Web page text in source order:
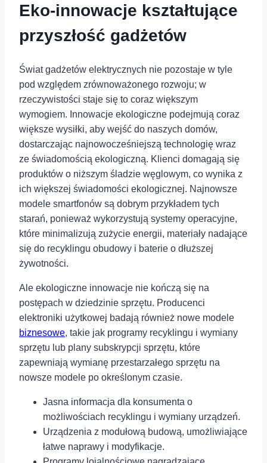
Eko-innowacje kształtujące
przyszłość gadżetów
Świat gadżetów elektrycznych nie pozostaje w tyle
pod względem zrównoważonego rozwoju; w
rzeczywistości staje się to coraz większym
wymogiem. Innowacje ekologiczne podejmują coraz
większe wysiłki, aby wejść do naszych domów,
dostarczając najnowocześniejszą technologię wraz
ze świadomością ekologiczną. Klienci domagają się
produktów o niższym śladzie węglowym, co wynika z
ich większej świadomości ekologicznej. Najnowsze
modele smartfonów są dobrym przykładem tych
starań, ponieważ wykorzystują systemy operacyjne,
które minimalizują zużycie energii, materiały nadające
się do recyklingu obudowy i baterie o dłuższej
żywotności.
Ale ekologiczne innowacje nie kończą się na
postępach w dziedzinie sprzętu. Producenci
elektroniki użytkowej badają również nowe modele
biznesowe, takie jak programy recyklingu i wymiany
sprzętu lub plany subskrypcji sprzętu, które
zapewniają wymianę przestarzałego sprzętu na
nowsze modele po określonym czasie.
Jasna informacja dla konsumenta o
możliwościach recyklingu ⁤i wymiany urządzeń.
Urządzenia z modułową budową,⁢ umożliwiające
łatwe⁣ naprawy i modyfikacje.